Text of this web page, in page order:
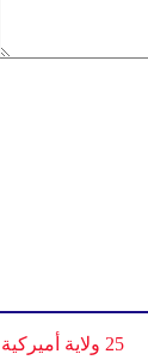
25 ولاية